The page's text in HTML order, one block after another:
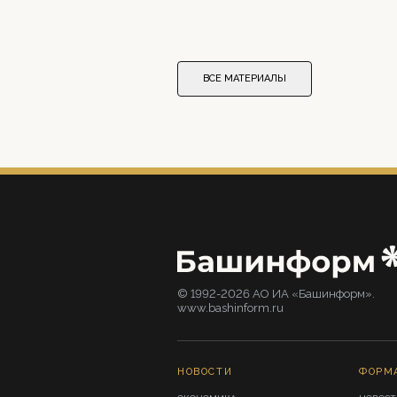
ВСЕ МАТЕРИАЛЫ
© 1992-2026 АО ИА «Башинформ».
www.bashinform.ru
НОВОСТИ